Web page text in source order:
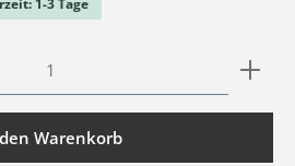
den gewünschten Wert ein
Warenkorb